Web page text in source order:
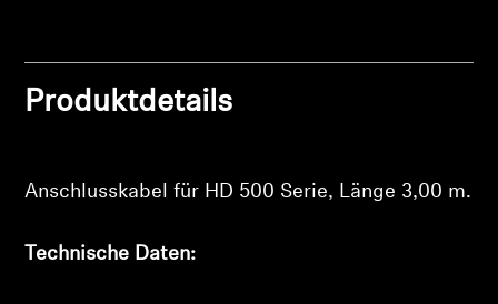
Produktdetails
Anschlusskabel für HD 500 Serie, Länge 3,00 m.
Technische Daten: